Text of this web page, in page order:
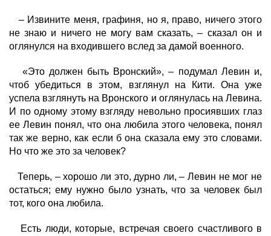
– Извините меня, графиня, но я, право, ничего этого
не знаю и ничего не могу вам сказать, – сказал он и
оглянулся на входившего вслед за дамой военного.
«Это должен быть Вронский», – подумал Левин и,
чтоб убедиться в этом, взглянул на Кити. Она уже
успела взглянуть на Вронского и оглянулась на Левина.
И по одному этому взгляду невольно просиявших глаз
ее Левин понял, что она любила этого человека, понял
так же верно, как если б она сказала ему это словами.
Но что же это за человек?
Теперь, – хорошо ли это, дурно ли, – Левин не мог не
остаться; ему нужно было узнать, что за человек был
тот, кого она любила.
Есть люди, которые, встречая своего счастливого в